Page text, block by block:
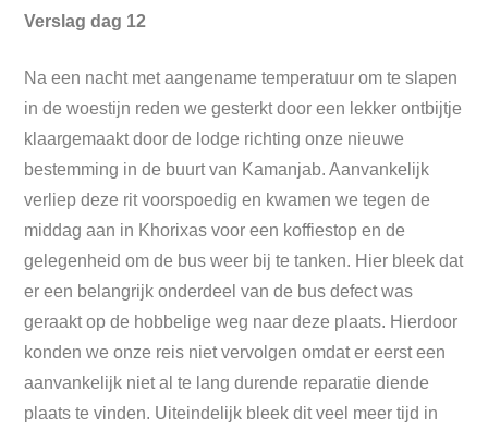
Verslag dag 12
Na een nacht met aangename temperatuur om te slapen
in de woestijn reden we gesterkt door een lekker ontbijtje
klaargemaakt door de lodge richting onze nieuwe
bestemming in de buurt van Kamanjab. Aanvankelijk
verliep deze rit voorspoedig en kwamen we tegen de
middag aan in Khorixas voor een koffiestop en de
gelegenheid om de bus weer bij te tanken. Hier bleek dat
er een belangrijk onderdeel van de bus defect was
geraakt op de hobbelige weg naar deze plaats. Hierdoor
konden we onze reis niet vervolgen omdat er eerst een
aanvankelijk niet al te lang durende reparatie diende
plaats te vinden. Uiteindelijk bleek dit veel meer tijd in